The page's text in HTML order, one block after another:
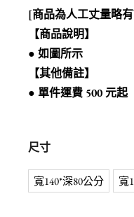
[商品為人工丈量略
【商品說明】
● 如圖所示
【其他備註】
● 單件運費 500 元起
尺寸
寬140*深80公分 寬